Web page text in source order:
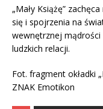
„Mały Książę”
się i spojrzenia na
wewnętrznej
ludzkich relacji.
Fot. fragment okładki
ZNAK Emotikon